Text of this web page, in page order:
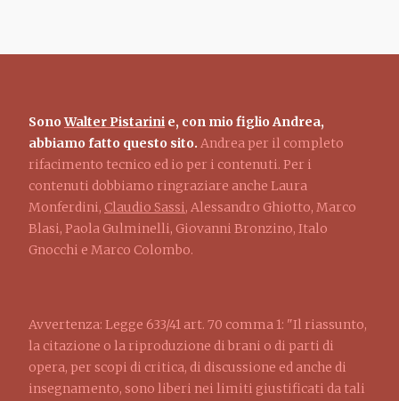
SonoWalter Pistarini e, con mio figlio Andrea,
abbiamo fatto questo sito. Andrea per il completo
rifacimento tecnico ed io per i contenuti. Per i
contenuti dobbiamo ringraziare anche Laura
Monferdini, Claudio Sassi, Alessandro Ghiotto, Marco
Blasi, Paola Gulminelli, Giovanni Bronzino, Italo
Gnocchi e Marco Colombo.
Avvertenza: Legge 633/41 art. 70 comma 1: "Il riassunto,
la citazione o la riproduzione di brani o di parti di
opera, per scopi di critica, di discussione ed anche di
insegnamento, sono liberi nei limiti giustificati da tali